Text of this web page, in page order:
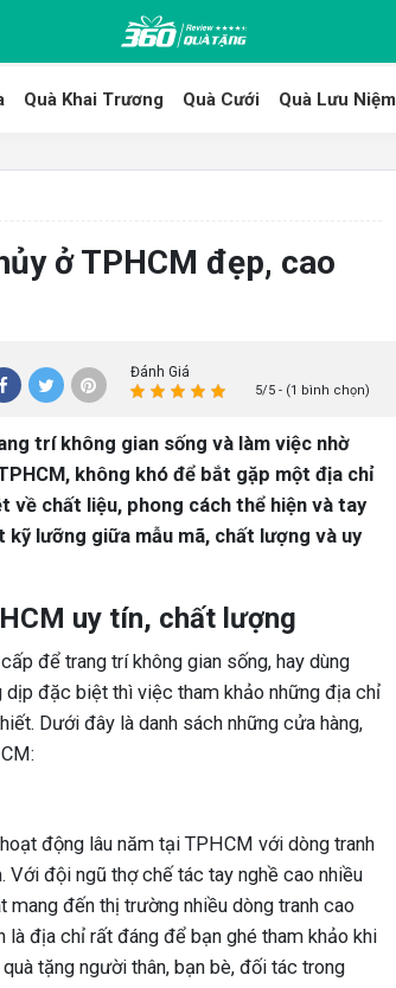
Quà Khai Trương Quà Cưới Quà Lưu Niệm
ở TPHCM đẹp, cao
Đánh Giá
5/5 - (1 bình chọn)
trí không gian sống và làm việc nhờ
không khó để bắt gặp một địa chỉ
về chất liệu, phong cách thể hiện và tay
lưỡng giữa mẫu mã, chất lượng và uy
uy tín, chất lượng
để trang trí không gian sống, hay dùng
đặc biệt thì việc tham khảo những địa chỉ
Dưới đây là danh sách những cửa hàng,
động lâu năm tại TPHCM với dòng tranh
Với đội ngũ thợ chế tác tay nghề cao nhiều
đến thị trường nhiều dòng tranh cao
địa chỉ rất đáng để bạn ghé tham khảo khi
tặng người thân, bạn bè, đối tác trong